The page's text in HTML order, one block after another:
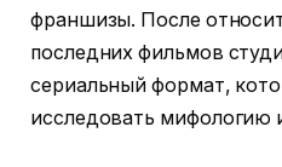
франшизы. После
последних фильмов
сериальный формат,
исследовать мифологию